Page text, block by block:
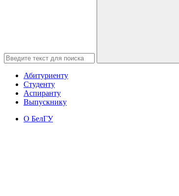
Абитуриенту
Студенту
Аспиранту
Выпускнику
О БелГУ